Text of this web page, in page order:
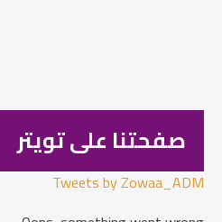
صفحتنا على تويتر
Tweets by Zowaa_ADM